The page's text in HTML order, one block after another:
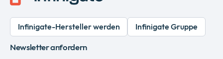
Infinigate-Hersteller werden Infinigate Gruppe
Newsletter anfordern